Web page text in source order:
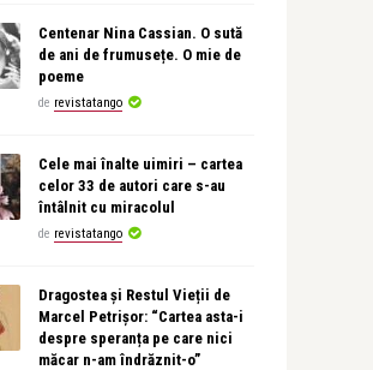
Centenar Nina Cassian. O sută
de ani de frumusețe. O mie de
poeme
de revistatango
Cele mai înalte uimiri – cartea
celor 33 de autori care s-au
întâlnit cu miracolul
de revistatango
Dragostea și Restul Vieții de
Marcel Petrișor: “Cartea asta-i
despre speranța pe care nici
măcar n-am îndrăznit-o”